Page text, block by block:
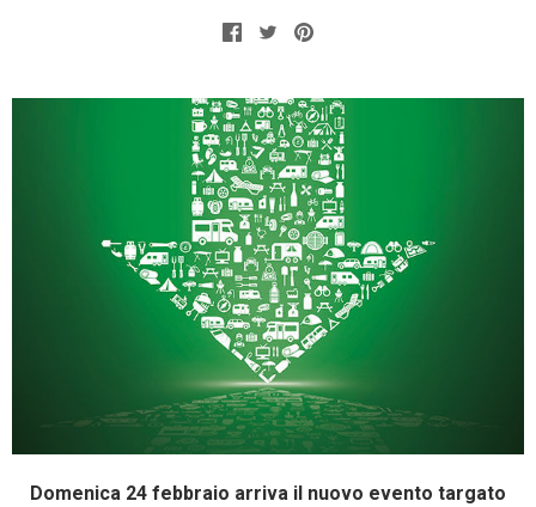
Domenica 24 febbraio arriva il nuovo evento targato